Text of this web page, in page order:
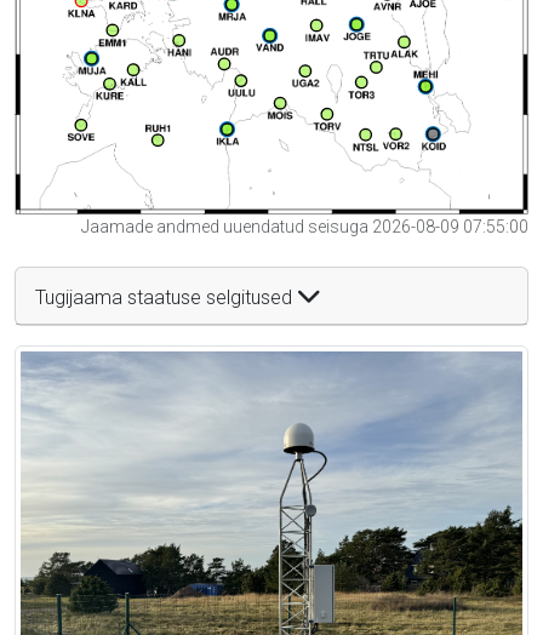
Jaamade andmed uuendatud seisuga 2026-08-09 07:55:00
Tugijaama staatuse selgitused